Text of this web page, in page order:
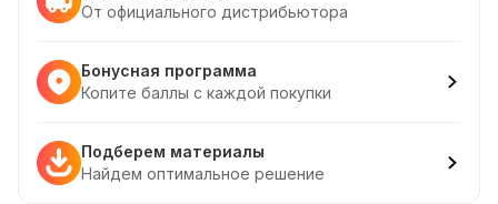
От официального дистрибьютора
Бонусная программа
Копите баллы с каждой покупки
Подберем материалы
Найдем оптимальное решение